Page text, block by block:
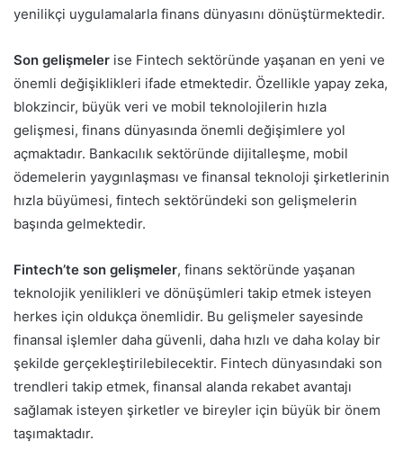
yenilikçi uygulamalarla finans dünyasını dönüştürmektedir.
Son gelişmeler ise Fintech sektöründe yaşanan en yeni ve
önemli değişiklikleri ifade etmektedir. Özellikle yapay zeka,
blokzincir, büyük veri ve mobil teknolojilerin hızla
gelişmesi, finans dünyasında önemli değişimlere yol
açmaktadır. Bankacılık sektöründe dijitalleşme, mobil
ödemelerin yaygınlaşması ve finansal teknoloji şirketlerinin
hızla büyümesi, fintech sektöründeki son gelişmelerin
başında gelmektedir.
Fintech’te son gelişmeler, finans sektöründe yaşanan
teknolojik yenilikleri ve dönüşümleri takip etmek isteyen
herkes için oldukça önemlidir. Bu gelişmeler sayesinde
finansal işlemler daha güvenli, daha hızlı ve daha kolay bir
şekilde gerçekleştirilebilecektir. Fintech dünyasındaki son
trendleri takip etmek, finansal alanda rekabet avantajı
sağlamak isteyen şirketler ve bireyler için büyük bir önem
taşımaktadır.